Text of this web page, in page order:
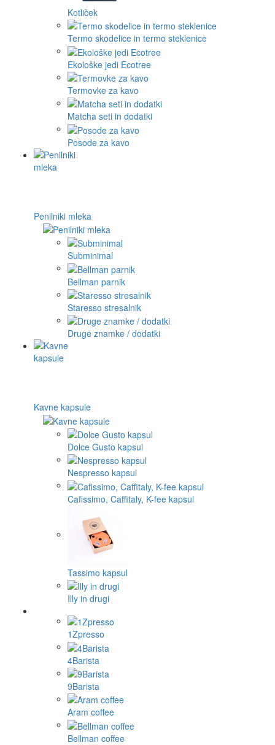
Kotliček
Termo skodelice in termo steklenice
Ekološke jedi Ecotree
Termovke za kavo
Matcha seti in dodatki
Posode za kavo
Penilniki mleka
Subminimal
Bellman parnik
Staresso stresalnik
Druge znamke / dodatki
Kavne kapsule
Dolce Gusto kapsul
Nespresso kapsul
Cafissimo, Caffitaly, K-fee kapsul
Tassimo kapsul
Illy in drugi
1Zpresso
4Barista
9Barista
Aram coffee
Bellman coffee